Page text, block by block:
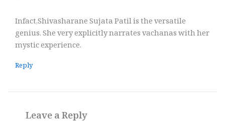
Infact,Shivasharane Sujata Patil is the versatile
genius. She very explicitly narrates vachanas with her
mystic experience.
Reply
Leave a Reply